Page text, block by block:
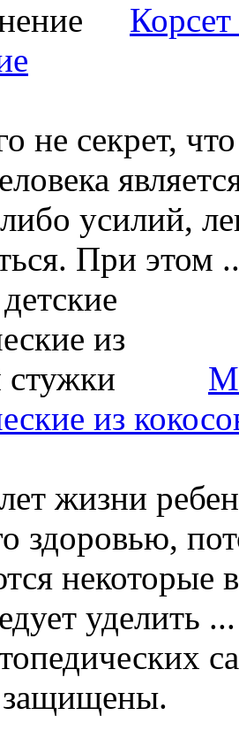
не секрет,
усилий,
При этом
из
жизни
здоровью,
некоторые
уделить ...
защищены.